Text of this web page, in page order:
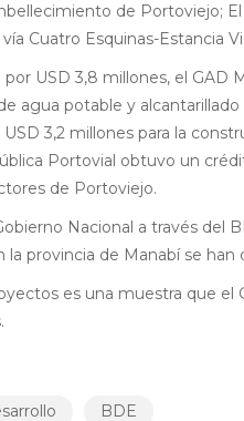
de Portoviejo;
Cuatro Esquinas-Estancia
USD 3,8 millones, el GAD
agua potable y
3,2 millones para la
Portovial obtuvo un
de Portoviejo.
Nacional a través del
provincia de Manabí se han
es una muestra que el
BDE